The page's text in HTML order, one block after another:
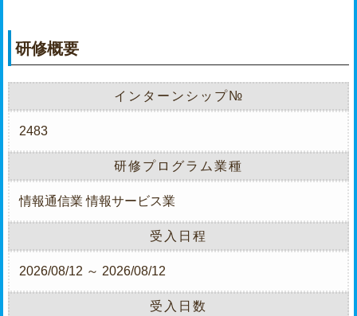
研修概要
インターンシップ№
2483
研修プログラム業種
情報通信業 情報サービス業
受入日程
2026/08/12 ～ 2026/08/12
受入日数